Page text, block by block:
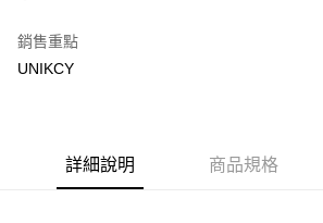
悠遊付
Google Pay
7-11取貨付款［需3-5個工作天不含預購商品］
每筆NT$70，滿NT$499(含以上)免運費
銷售重點
UNIKCY
詳細說明 商品規格